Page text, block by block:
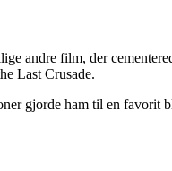
andre film, der
Last Crusade.
gjorde ham til en